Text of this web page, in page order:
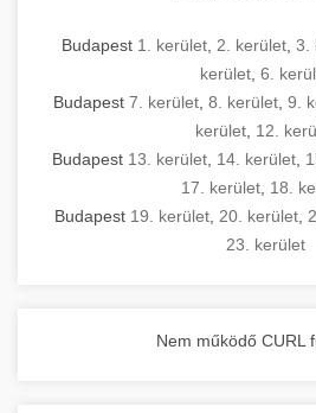
Budapest 1. kerület 2. kerület 3.
kerület 6.
Budapest 7. kerület, 8. kerület, 9.
kerület 12.
Budapest 13. kerület 14. kerület
17. kerület 18.
Budapest 19. kerület 20. kerület
23. kerület
Nem működő CURL